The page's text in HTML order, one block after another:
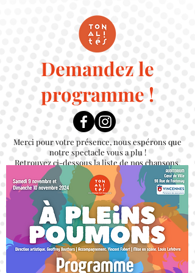
Demandez le
programme !
Merci pour votre présence, nous espérons que
notre spectacle vous a plu !
Retrouvez ci-dessous la liste de nos chansons.